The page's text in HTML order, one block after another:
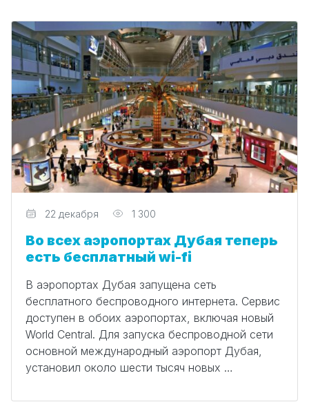
Редактор
22 декабря 1 300
Во всех аэропортах Дубая теперь
есть бесплатный wi-fi
В аэропортах Дубая запущена сеть
бесплатного беспроводного интернета. Сервис
доступен в обоих аэропортах, включая новый
World Central. Для запуска беспроводной сети
основной международный аэропорт Дубая,
установил около шести тысяч новых …